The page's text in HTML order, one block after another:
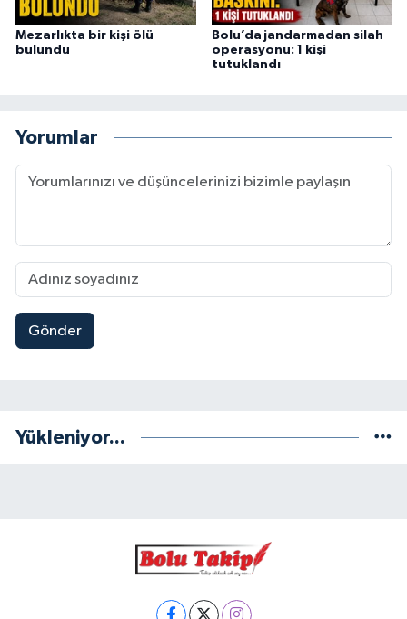
Mezarlıkta bir kişi ölü
bulundu
Bolu’da jandarmadan silah
operasyonu: 1 kişi
tutuklandı
Yorumlar
Gönder
Yükleniyor...